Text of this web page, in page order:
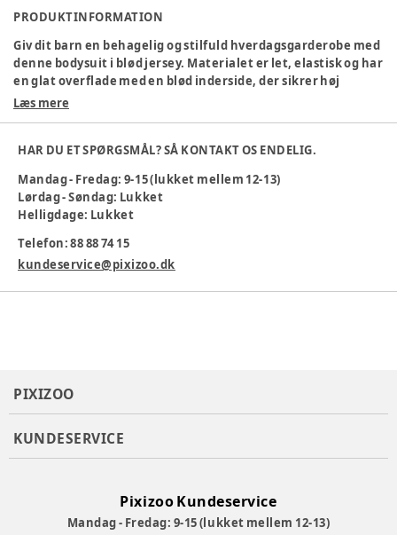
PRODUKTINFORMATION
Giv dit barn en behagelig og stilfuld hverdagsgarderobe med
denne bodysuit i blød jersey. Materialet er let, elastisk og har
en glat overflade med en blød inderside, der sikrer høj
komfort og god bevægelsesfrihed hele dagen. Bodysuiten
mærke-detalje tilføjer et fint touch til designet. Perfekt som
Produktdetaljer: Produkttype: Bodysuit Materiale: Jersey –
let og strækbart med blød inderside Halsudskæring: Rund
hals Ærmer: Lange ærmer Print: All-over print Ekstra
detaljer: Mærke Advarsel: Holdes væk fra ild
Farve:Beige
Materialesammensætning:57% Øko Bomuld 38%Lyo T™
Læs mere
HAR DU ET SPØRGSMÅL? SÅ KONTAKT OS ENDELIG.
Mandag - Fredag: 9-15 (lukket mellem 12-13)
Lørdag - Søndag: Lukket
Helligdage: Lukket
Telefon: 88 88 74 15
kundeservice@pixizoo.dk
PIXIZOO
KUNDESERVICE
Pixizoo Kundeservice
Mandag - Fredag: 9-15 (lukket mellem 12-13)